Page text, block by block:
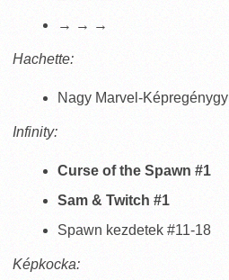
→ → →
Hachette:
Nagy Marvel-
Infinity:
Curse of the Spawn #1
Sam & Twitch #1
Spawn kezdetek #11-18
Képkocka: